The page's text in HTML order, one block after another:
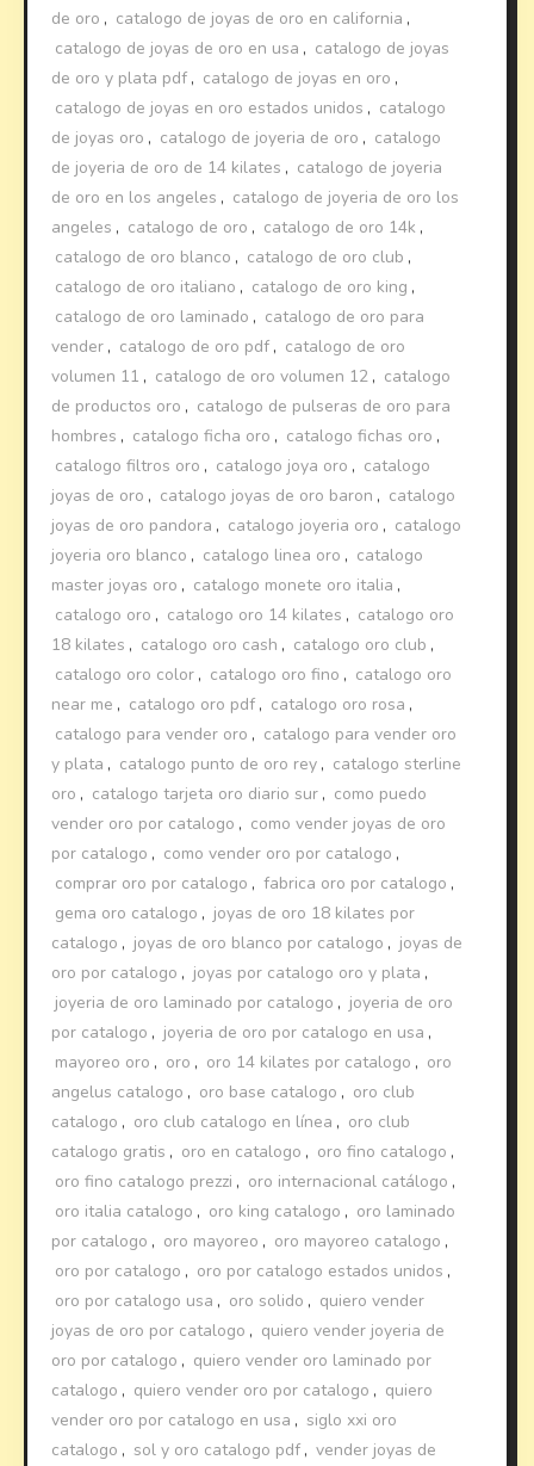
de oro , catalogo de joyas de oro en california ,
catalogo de joyas de oro en usa , catalogo de joyas
de oro y plata pdf , catalogo de joyas en oro ,
catalogo de joyas en oro estados unidos , catalogo
de joyas oro , catalogo de joyeria de oro , catalogo
de joyeria de oro de 14 kilates , catalogo de joyeria
de oro en los angeles , catalogo de joyeria de oro los
angeles , catalogo de oro , catalogo de oro 14k ,
catalogo de oro blanco , catalogo de oro club ,
catalogo de oro italiano , catalogo de oro king ,
catalogo de oro laminado , catalogo de oro para
vender , catalogo de oro pdf , catalogo de oro
volumen 11 , catalogo de oro volumen 12 , catalogo
de productos oro , catalogo de pulseras de oro para
hombres , catalogo ficha oro , catalogo fichas oro ,
catalogo filtros oro , catalogo joya oro , catalogo
joyas de oro , catalogo joyas de oro baron , catalogo
joyas de oro pandora , catalogo joyeria oro , catalogo
joyeria oro blanco , catalogo linea oro , catalogo
master joyas oro , catalogo monete oro italia ,
catalogo oro , catalogo oro 14 kilates , catalogo oro
18 kilates , catalogo oro cash , catalogo oro club ,
catalogo oro color , catalogo oro fino , catalogo oro
near me , catalogo oro pdf , catalogo oro rosa ,
catalogo para vender oro , catalogo para vender oro
y plata , catalogo punto de oro rey , catalogo sterline
oro , catalogo tarjeta oro diario sur , como puedo
vender oro por catalogo , como vender joyas de oro
por catalogo , como vender oro por catalogo ,
comprar oro por catalogo , fabrica oro por catalogo ,
gema oro catalogo , joyas de oro 18 kilates por
catalogo , joyas de oro blanco por catalogo , joyas de
oro por catalogo , joyas por catalogo oro y plata ,
joyeria de oro laminado por catalogo , joyeria de oro
por catalogo , joyeria de oro por catalogo en usa ,
mayoreo oro , oro , oro 14 kilates por catalogo , oro
angelus catalogo , oro base catalogo , oro club
catalogo , oro club catalogo en línea , oro club
catalogo gratis , oro en catalogo , oro fino catalogo ,
oro fino catalogo prezzi , oro internacional catálogo ,
oro italia catalogo , oro king catalogo , oro laminado
por catalogo , oro mayoreo , oro mayoreo catalogo ,
oro por catalogo , oro por catalogo estados unidos ,
oro por catalogo usa , oro solido , quiero vender
joyas de oro por catalogo , quiero vender joyeria de
oro por catalogo , quiero vender oro laminado por
catalogo , quiero vender oro por catalogo , quiero
vender oro por catalogo en usa , siglo xxi oro
catalogo , sol y oro catalogo pdf , vender joyas de